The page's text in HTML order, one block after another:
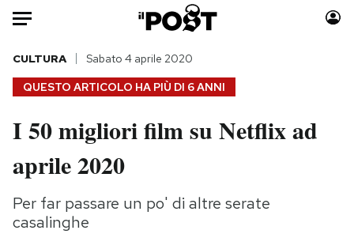
Auto
HOME
Italia
Politica
Tecnologia
Internet
Moda
Storie/Idee
QUESTO ARTICOLO HA PIÙ DI 6 ANNI
CULTURA Sabato 4 aprile 2020
I 50 migliori film su Netflix ad
aprile 2020
Per far passare un po' di altre serate
casalinghe